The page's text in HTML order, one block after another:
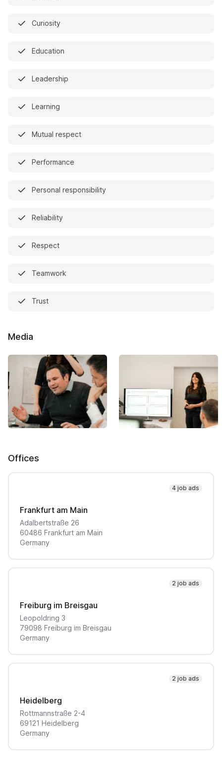
Curiosity
Education
Leadership
Learning
Mutual respect
Performance
Personal responsibility
Reliability
Respect
Teamwork
Trust
Media
Offices
4 job ads
Frankfurt am Main
Adalbertstraße 26
60486 Frankfurt am Main
Germany
2 job ads
Freiburg im Breisgau
Leopoldring 3
79098 Freiburg im Breisgau
Germany
2 job ads
Heidelberg
Rottmannstraße 2-4
69121 Heidelberg
Germany